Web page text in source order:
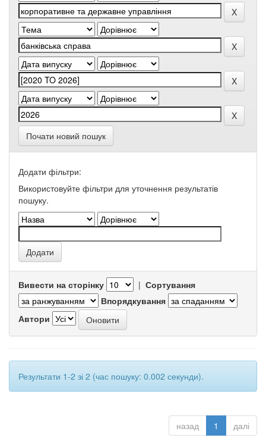
Почати новий пошук
Додати фільтри:
Використовуйте фільтри для уточнення результатів
пошуку.
Вивести на сторінку | Сортування
Впорядкування
Автори
Результати 1-2 зі 2 (час пошуку: 0.002 секунди).
назад 1 далі